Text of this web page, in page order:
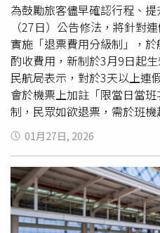
為鼓勵旅客儘早確認行程、
（27日）公告修法，將針對
實施「退票費用分級制」，
酌收費用，新制於3月9日起
民航局表示，對於3天以上連
會於機票上加註「限當日當
制，民眾如欲退票，需於班
退票手續費。針對訂有「逾
局著手修正「國內線航空乘
記載事項」，建立退票費用
飛日分為前7日以上、前1日
段，分別得酌收最高上限不
30。民航局說明，連假離島
行程順利，可能預先訂購不
01月27日, 2026